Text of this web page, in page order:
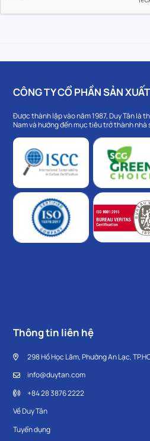
CÔNG TY CỔ PHẦN SẢN
Được thành lập vào năm 1987, Duy Tân là
Nam và hướng đến mục tiêu trở thành nhà
Thông tin liên hệ
298 Hồ Học Lãm, Phường An Lạc,
info@duytan.com
+84 28 3876 2222
Về Duy Tân
Tuyển dụng